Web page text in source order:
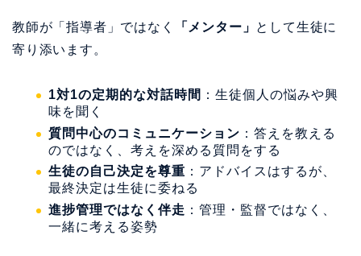
教師が「指導者」ではなく 「メンター」 として生徒に
寄り添います。
1対1の定期的な対話時間 ：生徒個人の悩みや興
味を聞く
質問中心のコミュニケーション ：答えを教える
のではなく、考えを深める質問をする
生徒の自己決定を尊重 ：アドバイスはするが、
最終決定は生徒に委ねる
進捗管理ではなく伴走 ：管理・監督ではなく、
一緒に考える姿勢